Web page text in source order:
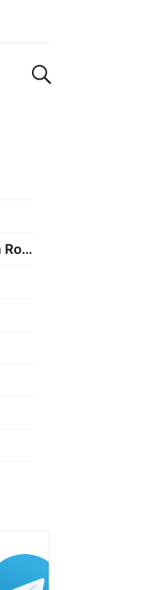
Поиск по сайту
Подтверждение возраста Roblox